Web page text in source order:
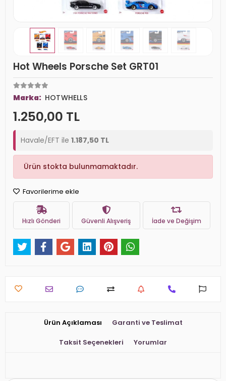
Hot Wheels Porsche Set GRT01
Marka: HOTWHELLS
1.250,00 TL
Havale/EFT ile 1.187,50 TL
Ürün stokta bulunmamaktadır.
Favorilerime ekle
Hızlı Gönderi Güvenli Alışveriş İade ve Değişim
Ürün Açıklaması Garanti ve Teslimat
Taksit Seçenekleri Yorumlar